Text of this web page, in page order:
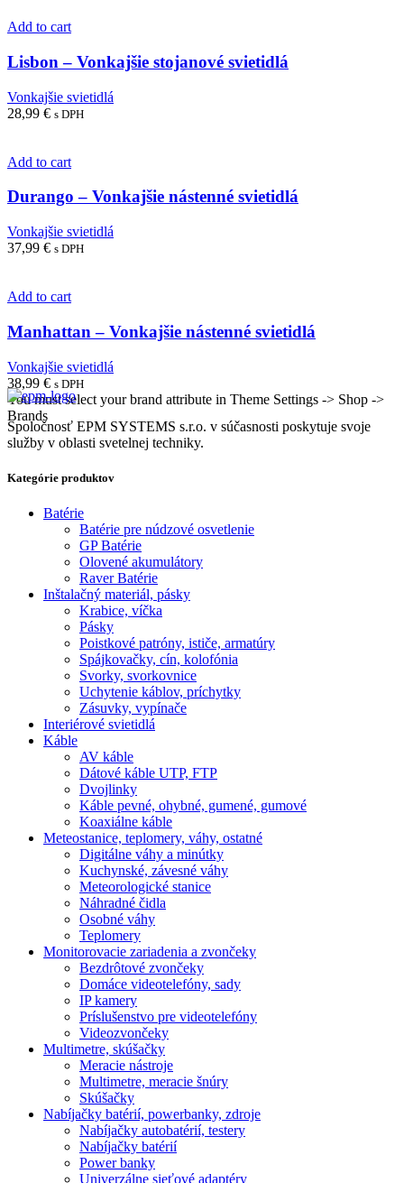
Add to cart
Lisbon – Vonkajšie stojanové svietidlá
Vonkajšie svietidlá
28,99 € s DPH
Add to cart
Durango – Vonkajšie nástenné svietidlá
Vonkajšie svietidlá
37,99 € s DPH
Add to cart
Manhattan – Vonkajšie nástenné svietidlá
Vonkajšie svietidlá
38,99 € s DPH
You must select your brand attribute in Theme Settings -> Shop ->
Brands
Spoločnosť EPM SYSTEMS s.r.o. v súčasnosti poskytuje svoje
služby v oblasti svetelnej techniky.
Kategórie produktov
Batérie
Batérie pre núdzové osvetlenie
GP Batérie
Olovené akumulátory
Raver Batérie
Inštalačný materiál, pásky
Krabice, víčka
Pásky
Poistkové patróny, ističe, armatúry
Spájkovačky, cín, kolofónia
Svorky, svorkovnice
Uchytenie káblov, príchytky
Zásuvky, vypínače
Interiérové svietidlá
Káble
AV káble
Dátové káble UTP, FTP
Dvojlinky
Káble pevné, ohybné, gumené, gumové
Koaxiálne káble
Meteostanice, teplomery, váhy, ostatné
Digitálne váhy a minútky
Kuchynské, závesné váhy
Meteorologické stanice
Náhradné čidla
Osobné váhy
Teplomery
Monitorovacie zariadenia a zvončeky
Bezdrôtové zvončeky
Domáce videotelefóny, sady
IP kamery
Príslušenstvo pre videotelefóny
Videozvončeky
Multimetre, skúšačky
Meracie nástroje
Multimetre, meracie šnúry
Skúšačky
Nabíjačky batérií, powerbanky, zdroje
Nabíjačky autobatérií, testery
Nabíjačky batérií
Power banky
Univerzálne sieťové adaptéry